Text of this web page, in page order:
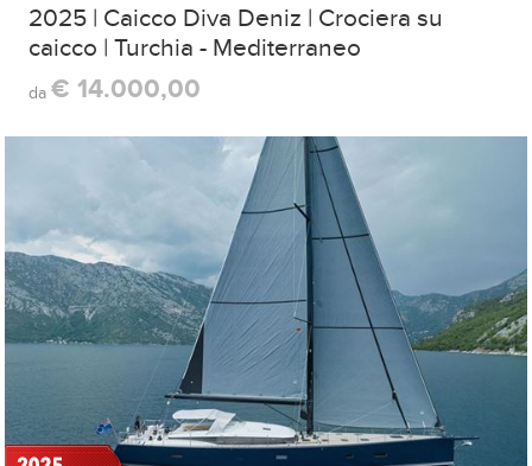
2025 | Caicco Diva Deniz | Crociera su
caicco | Turchia - Mediterraneo
da€ 14.000,00